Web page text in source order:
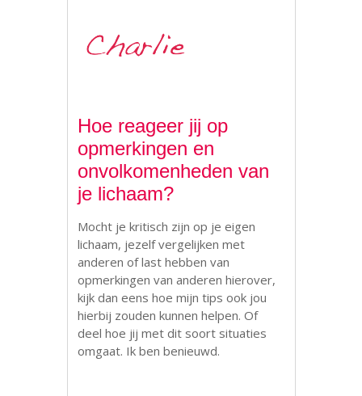
Hoe reageer jij op
opmerkingen en
onvolkomenheden van
je lichaam?
Mocht je kritisch zijn op je eigen
lichaam, jezelf vergelijken met
anderen of last hebben van
opmerkingen van anderen hierover,
kijk dan eens hoe mijn tips ook jou
hierbij zouden kunnen helpen. Of
deel hoe jij met dit soort situaties
omgaat. Ik ben benieuwd.